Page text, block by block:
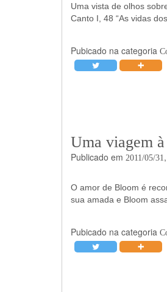
Uma vista de olhos
Canto I, 48 “As vidas
Pubicado na categoria
Uma viagem
Publicado em 2011/05/31
O amor de Bloom é
sua amada e Bloom
Pubicado na categoria